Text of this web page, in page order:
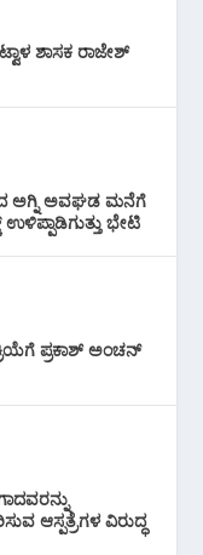
ಶಾಸಕ ರಾಜೇಶ್
ಅಗ್ನಿ ಅವಘಡ ಮನೆಗೆ
ಭೇಟಿ
ಪ್ರಕಾಶ್ ಅಂಚನ್
ಆಸ್ಪತ್ರೆಗಳ ವಿರುದ್ಧ